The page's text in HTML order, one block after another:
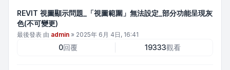
REVIT 視圖顯示問題_「視圖範圍」無法設定_部分功能呈現灰
色(不可變更)
最後發表 由 admin » 2025年 6月 4日, 16:41
0回覆 19333觀看